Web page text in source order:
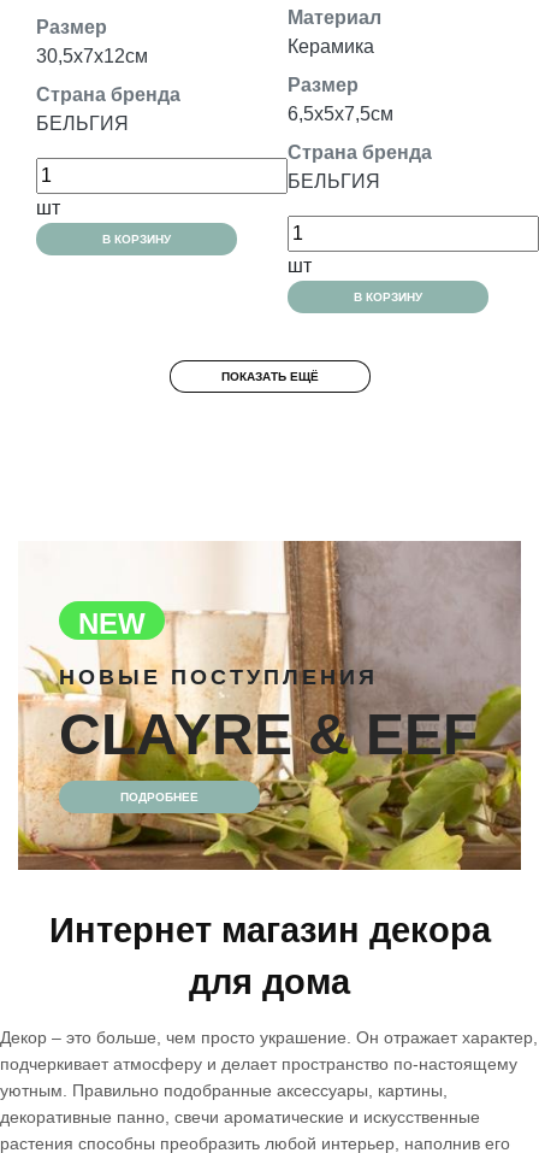
Размер
30,5x7x12см
Страна бренда
БЕЛЬГИЯ
шт
В КОРЗИНУ
Материал
Керамика
Размер
6,5x5x7,5см
Страна бренда
БЕЛЬГИЯ
шт
В КОРЗИНУ
ПОКАЗАТЬ ЕЩЁ
NEW
НОВЫЕ ПОСТУПЛЕНИЯ
CLAYRE & EEF
ПОДРОБНЕЕ
Интернет магазин декора
для дома
Декор – это больше, чем просто украшение. Он отражает характер,
подчеркивает атмосферу и делает пространство по-настоящему
уютным. Правильно подобранные аксессуары, картины,
декоративные панно, свечи ароматические и искусственные
растения способны преобразить любой интерьер, наполнив его